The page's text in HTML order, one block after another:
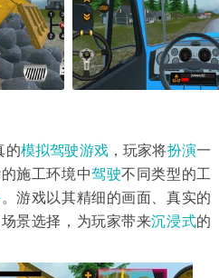
的模拟驾驶游戏，玩家将扮演一
施工环境中驾驶不同类型的工
。游戏以其精细的画面、真实的
景选择，为玩家带来沉浸式的